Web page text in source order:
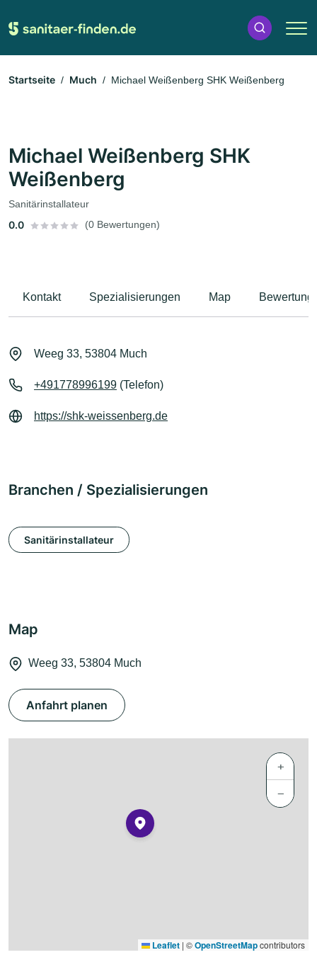
Startseite Much Michael Weißenberg SHK Weißenberg
Michael Weißenberg SHK
Weißenberg
Sanitärinstallateur
0.0 (0 Bewertungen)
Kontakt Spezialisierungen Map
Weeg 33, 53804 Much
+491778996199 (Telefon)
https://shk-weissenberg.de
Branchen / Spezialisierungen
Sanitärinstallateur
Map
Weeg 33, 53804 Much
Anfahrt planen
+
−
Leaflet | ©OpenStreetMapcontributors